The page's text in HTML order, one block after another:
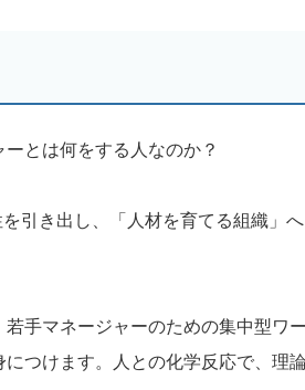
とは何をする人なのか？
引き出し、「人材を育てる組織」
手マネージャーのための集中型ワ
つけます。人との化学反応で、理